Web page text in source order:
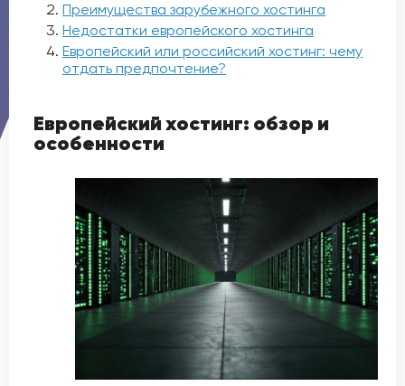
Преимущества зарубежного хостинга
Недостатки европейского хостинга
Европейский или российский хостинг: чему
отдать предпочтение?
Европейский хостинг: обзор и
особенности